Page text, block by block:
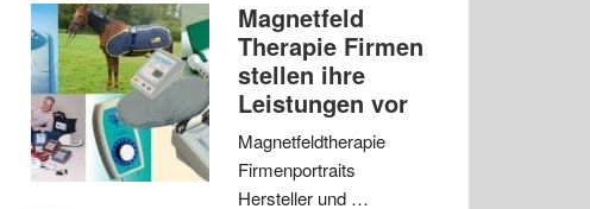
Magnetfeld
Therapie Firmen
stellen ihre
Leistungen vor
Magnetfeldtherapie
Firmenportraits
Hersteller und …